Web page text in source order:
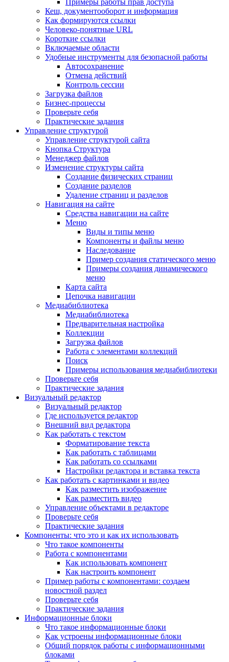
Примеры работы прав доступа
Кеш, документооборот и информация
Как формируются ссылки
Человеко-понятные URL
Короткие ссылки
Включаемые области
Удобные инструменты для безопасной работы
Автосохранение
Отмена действий
Контроль сессии
Загрузка файлов
Бизнес-процессы
Проверьте себя
Практические задания
Управление структурой
Управление структурой сайта
Кнопка Структура
Менеджер файлов
Изменение структуры сайта
Создание физических страниц
Создание разделов
Удаление страниц и разделов
Навигация на сайте
Средства навигации на сайте
Меню
Виды и типы меню
Компоненты и файлы меню
Наследование
Пример создания статического меню
Примеры создания динамического
меню
Карта сайта
Цепочка навигации
Медиабиблиотека
Медиабиблиотека
Предварительная настройка
Коллекции
Загрузка файлов
Работа с элементами коллекций
Поиск
Примеры использования медиабиблиотеки
Проверьте себя
Практические задания
Визуальный редактор
Визуальный редактор
Где используется редактор
Внешний вид редактора
Как работать с текстом
Форматирование текста
Как работать с таблицами
Как работать со ссылками
Настройки редактора и вставка текста
Как работать с картинками и видео
Как разместить изображение
Как разместить видео
Управление объектами в редакторе
Проверьте себя
Практические задания
Компоненты: что это и как их использовать
Что такое компоненты
Работа с компонентами
Как использовать компонент
Как настроить компонент
Пример работы с компонентами: создаем
новостной раздел
Проверьте себя
Практические задания
Информационные блоки
Что такое информационные блоки
Как устроены информационные блоки
Общий порядок работы с информационными
блоками